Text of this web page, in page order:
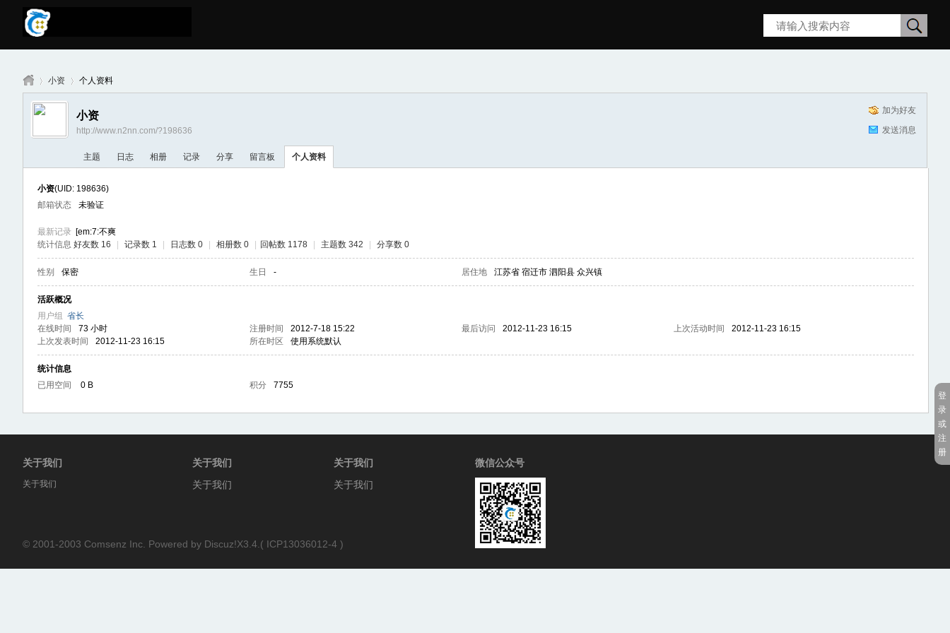
搜
索
›
小资
›
个人资料
加为好友
发送消息
小资
http://www.n2nn.com/?198636
主题 日志 相册 记录 分享 留言板 个人资料
小资(UID: 198636)
邮箱状态
未验证
最新记录 [em:7:不爽
统计信息 好友数 16 记录数 1 日志数 0 相册数 0 回帖数 1178 主题数 342 分享数 0
性别 保密 生日 - 居住地 江苏省 宿迁市 泗阳县 众兴镇
活跃概况
用户组 省长
在线时间
73 小时 注册时间 2012-7-18 15:22 最后访问 2012-11-23 16:15 上次活动时间
2012-11-23 16:15
上次发表时间
2012-11-23 16:15 所在时区 使用系统默认
统计信息
已用空间
0 B 积分
7755
登
录
或
注
册
关于我们
关于我们
关于我们
关于我们
关于我们
关于我们
微信公众号
© 2001-2003 Comsenz Inc. Powered by Discuz!X3.4. ( ICP13036012-4 )